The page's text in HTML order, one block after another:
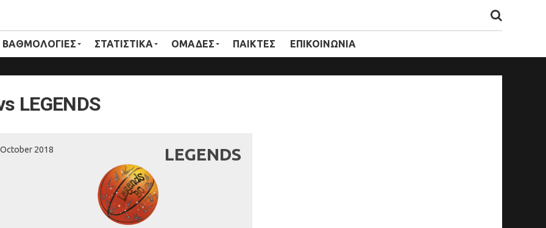
ΒΑΘΜΟΛΟΓΙΕΣ ΣΤΑΤΙΣΤΙΚΑ ΟΜΑΔΕΣ ΠΑΙΚΤΕΣ ΕΠΙΚΟΙΝΩΝΙΑ
LEGENDS
LEGENDS
2018